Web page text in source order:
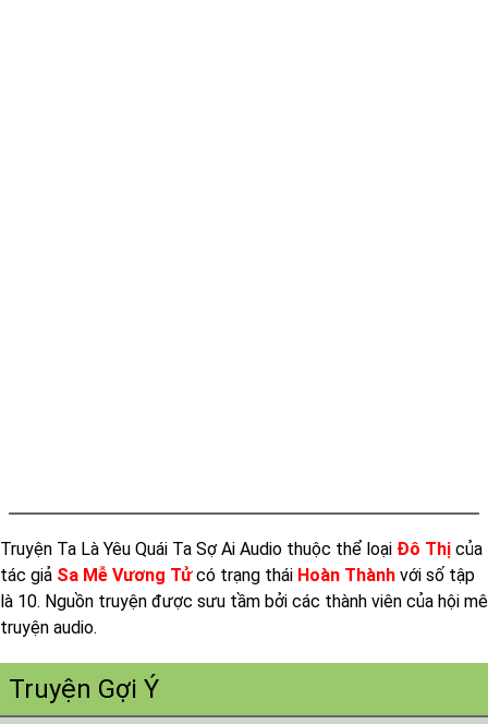
Truyện Ta Là Yêu Quái Ta Sợ Ai Audio thuộc thể loại Đô Thị của
tác giả Sa Mễ Vương Tửcó trạng thái Hoàn Thành với số tập
là 10. Nguồn truyện được sưu tầm bởi các thành viên của hội mê
truyện audio.
Truyện Gợi Ý